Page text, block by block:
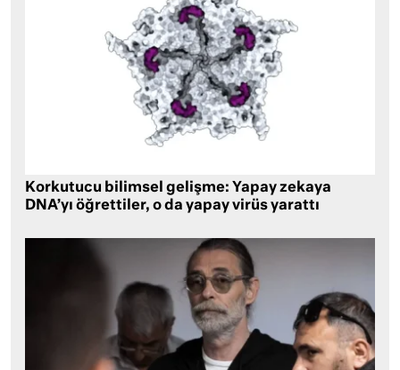
Korkutucu bilimsel gelişme: Yapay zekaya
DNA’yı öğrettiler, o da yapay virüs yarattı